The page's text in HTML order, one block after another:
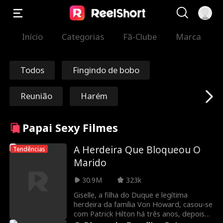
Início Categorias Fã-Clube Marca
Todos Fingindo de bobo
Reunião Harém
Viagem no tempo
Imortal
Marechal/Genera
l
Inimigos dos ama
Reencarnação
Papai Sexy Filmes
Tendências
A Herdeira Que Bloqueou O
Marido
30.9M
323k
Giselle, a filha do Duque e legítima
herdeira da família Von Howard, casou-se
com Patrick Hilton há três anos, depois